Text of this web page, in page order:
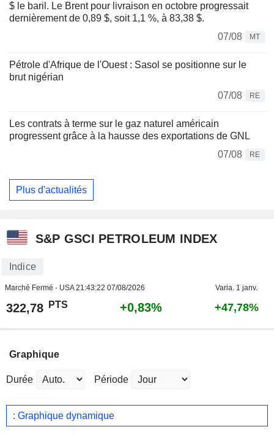
$ le baril. Le Brent pour livraison en octobre progressait
dernièrement de 0,89 $, soit 1,1 %, à 83,38 $.
07/08
MT
Pétrole d'Afrique de l'Ouest : Sasol se positionne sur le
brut nigérian
07/08
RE
Les contrats à terme sur le gaz naturel américain
progressent grâce à la hausse des exportations de GNL
07/08
RE
Plus d'actualités
S&P GSCI PETROLEUM INDEX
Indice
Marché Fermé - USA21:43:22 07/08/2026 Varia. 1 janv.
322,78 PTS +0,83% +47,78%
Graphique
Durée Période
: Graphique dynamique